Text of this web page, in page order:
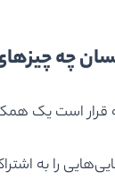
چه
است یک
را به